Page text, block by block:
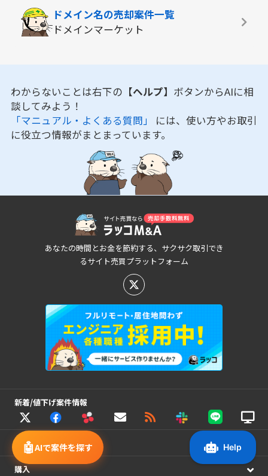
🤖AIで案件を探す
ドメイン名の売却案件一覧
ドメインマーケット
わからないことは右下の 【ヘルプ】 ボタンからAIに相
談してみよう！
「マニュアル・よくある質問」 には、使い方やお取引
に役立つ情報がまとまっています。
あなたの時間とお金を節約する、サクサク取引でき
るサイト売買プラットフォーム
新着/値下げ案件情報
売却
購入